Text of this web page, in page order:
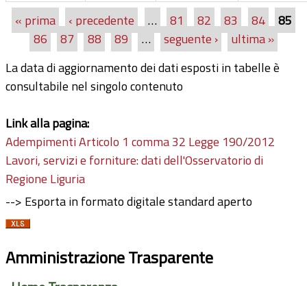
Pagine
« prima ‹ precedente … 81 82 83 84
85
86
87 88 89 … seguente ›
ultima »
La data di aggiornamento dei dati esposti in tabelle è
consultabile nel singolo contenuto
Link alla pagina:
Adempimenti Articolo 1 comma 32 Legge 190/2012
Lavori, servizi e forniture: dati dell'Osservatorio di
Regione Liguria
--> Esporta in formato digitale standard aperto
Amministrazione Trasparente